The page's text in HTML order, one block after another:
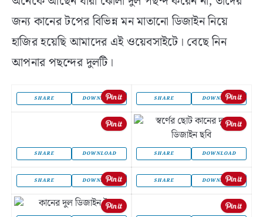
জন্য কানের টপের বিভিন্ন মন মাতানো ডিজাইন নিয়ে
হাজির হয়েছি আমাদের এই ওয়েবসাইটে। বেছে নিন
আপনার পছন্দের দুলটি।
SHARE DOWNLOAD SHARE DOWNLOAD
SHARE DOWNLOAD SHARE DOWNLOAD
SHARE DOWNLOAD SHARE DOWNLOAD